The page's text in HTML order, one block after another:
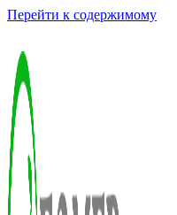
Перейти к содержимому